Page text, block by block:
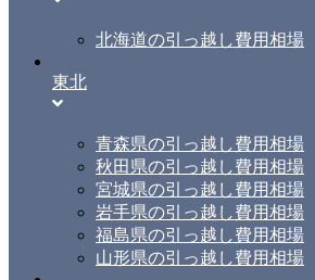
北海道の引っ越し費用相場
東北
青森県の引っ越し費用相場
秋田県の引っ越し費用相場
宮城県の引っ越し費用相場
岩手県の引っ越し費用相場
福島県の引っ越し費用相場
山形県の引っ越し費用相場